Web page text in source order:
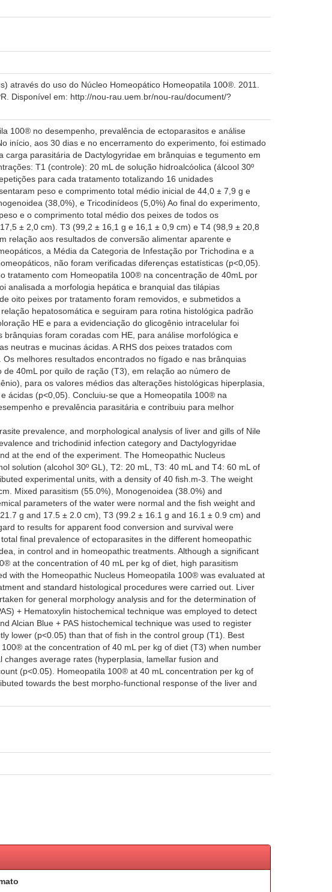
através do uso do Núcleo Homeopático Homeopatila 100®. 2011.
Disponível em: http://nou-rau.uem.br/nou-rau/document/?
100® no desempenho, prevalência de ectoparasitos e análise
início, aos 30 dias e no encerramento do experimento, foi estimado
parasitária de Dactylogyridae em brânquias e tegumento em
T1 (controle): 20 mL de solução hidroalcóolica (álcool 30º
para cada tratamento totalizando 16 unidades
peso e comprimento total médio inicial de 44,0 ± 7,9 g e
(38,0%), e Tricodinídeos (5,0%) Ao final do experimento,
e o comprimento total médio dos peixes de todos os
± 2,0 cm). T3 (99,2 ± 16,1 g e 16,1 ± 0,9 cm) e T4 (98,9 ± 20,8
relação aos resultados de conversão alimentar aparente e
a Média da Categoria de Infestação por Trichodina e a
não foram verificadas diferenças estatísticas (p<0,05).
tratamento com Homeopatila 100® na concentração de 40mL por
analisada a morfologia hepática e branquial das tilápias
oito peixes por tratamento foram removidos, e submetidos a
hepatosomática e seguiram para rotina histológica padrão
HE e para a evidenciação do glicogênio intracelular foi
foram coradas com HE, para análise morfológica e
neutras e mucinas ácidas. A RHS dos peixes tratados com
melhores resultados encontrados no fígado e nas brânquias
40mL por quilo de ração (T3), em relação ao número de
para os valores médios das alterações histológicas hiperplasia,
ácidas (p<0,05). Concluiu-se que a Homeopatila 100® na
e prevalência parasitária e contribuiu para melhor
prevalence, and morphological analysis of liver and gills of Nile
and trichodinid infection category and Dactylogyridae
at the end of the experiment. The Homeopathic Nucleus
solution (alcohol 30º GL), T2: 20 mL, T3: 40 mL and T4: 60 mL of
experimental units, with a density of 40 fish.m-3. The weight
Mixed parasitism (55.0%), Monogenoidea (38.0%) and
parameters of the water were normal and the fish weight and
g and 17.5 ± 2.0 cm), T3 (99.2 ± 16.1 g and 16.1 ± 0.9 cm) and
to results for apparent food conversion and survival were
final prevalence of ectoparasites in the different homeopathic
in control and in homeopathic treatments. Although a significant
at the concentration of 40 mL per kg of diet, high parasitism
with the Homeopathic Nucleus Homeopatila 100® was evaluated at
and standard histological procedures were carried out. Liver
for general morphology analysis and for the determination of
+ Hematoxylin histochemical technique was employed to detect
Alcian Blue + PAS histochemical technique was used to register
lower (p<0.05) than that of fish in the control group (T1). Best
at the concentration of 40 mL per kg of diet (T3) when number
average rates (hyperplasia, lamellar fusion and
(p<0.05). Homeopatila 100® at 40 mL concentration per kg of
towards the best morpho-functional response of the liver and